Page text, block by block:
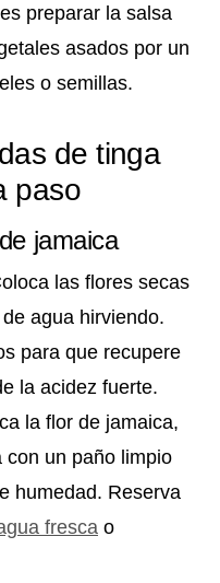
preparar la salsa
asados por un
o semillas.
de tinga
paso
jamaica
las flores secas
agua hirviendo.
para que recupere
la acidez fuerte.
la flor de jamaica,
con un paño limpio
humedad. Reserva
fresca o